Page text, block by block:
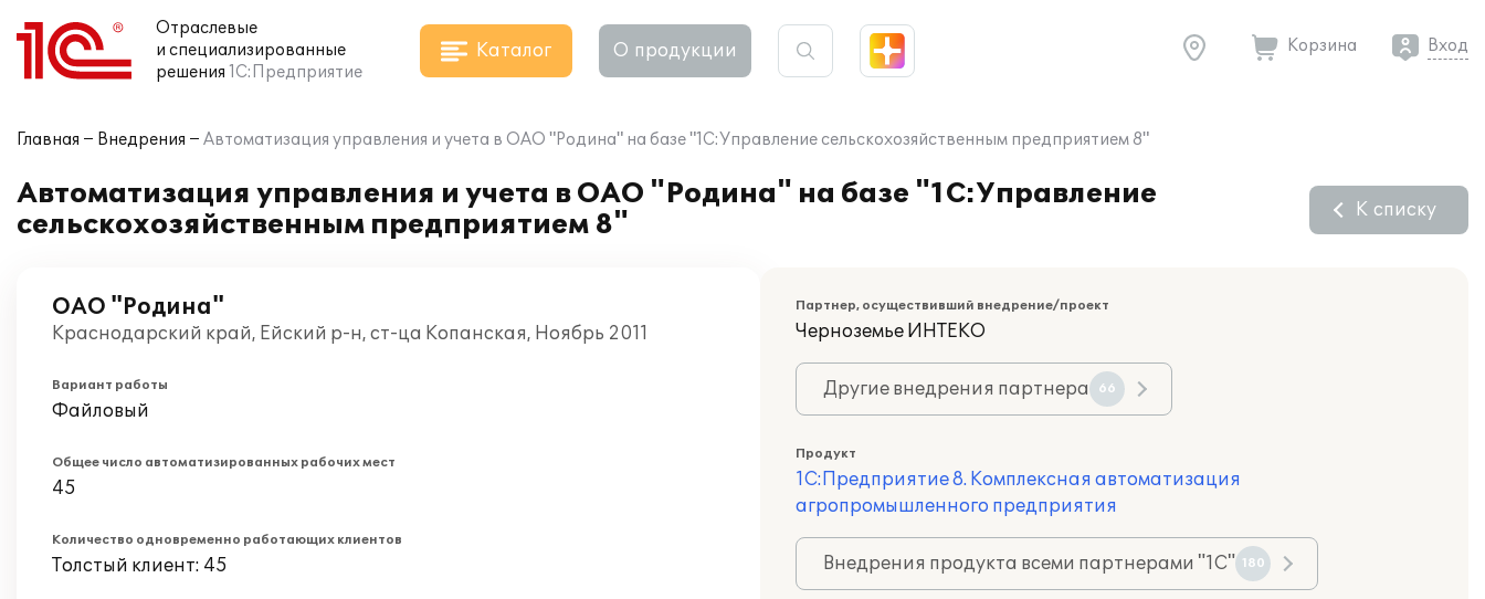
Отраслевые
и специализированные
решения 1С:Предприятие
Каталог О продукции Корзина Вход
Главная Внедрения Автоматизация управления и учета в ОАО "Родина" на базе "1С:Управление сельскохозяйственным предприятием 8"
Автоматизация управления и учета в ОАО "Родина" на базе "1С:Управление
сельскохозяйственным предприятием 8"
К списку
ОАО "Родина"
Краснодарский край, Ейский р-н, ст-ца Копанская, Ноябрь 2011
Вариант работы
Файловый
Общее число автоматизированных рабочих мест
45
Количество одновременно работающих клиентов
Толстый клиент: 45
Партнер, осуществивший внедрение/проект
Черноземье ИНТЕКО
Другие внедрения партнера 66
Продукт
1С:Предприятие 8. Комплексная автоматизация
агропромышленного предприятия
Внедрения продукта всеми партнерами "1С" 180